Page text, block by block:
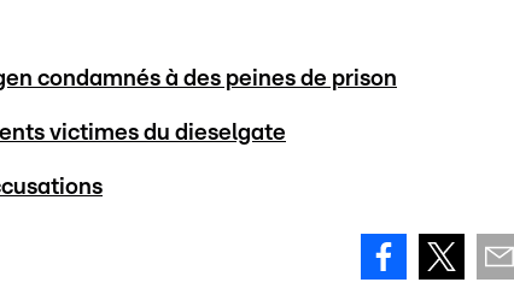
condamnés à des peines de prison
victimes du dieselgate